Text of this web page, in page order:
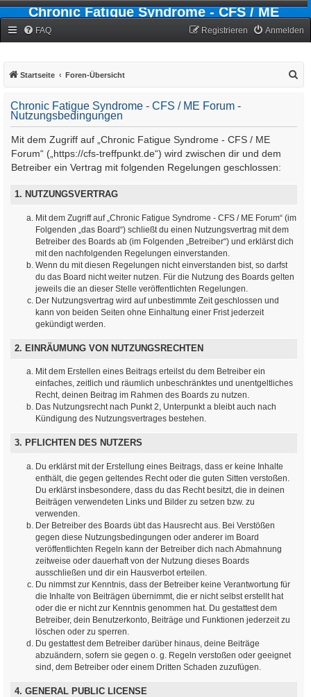
Chronic Fatigue Syndrome - CFS / ME
FAQ Anmelden
Registrieren
Startseite Foren-Übersicht
Chronic Fatigue Syndrome - CFS / ME Forum -
Nutzungsbedingungen
Mit dem Zugriff auf „Chronic Fatigue Syndrome - CFS / ME
Forum“ („https://cfs-treffpunkt.de“) wird zwischen dir und dem
Betreiber ein Vertrag mit folgenden Regelungen geschlossen:
1. NUTZUNGSVERTRAG
Mit dem Zugriff auf „Chronic Fatigue Syndrome - CFS / ME Forum“ (im
Folgenden „das Board“) schließt du einen Nutzungsvertrag mit dem
Betreiber des Boards ab (im Folgenden „Betreiber“) und erklärst dich
mit den nachfolgenden Regelungen einverstanden.
Wenn du mit diesen Regelungen nicht einverstanden bist, so darfst
du das Board nicht weiter nutzen. Für die Nutzung des Boards gelten
jeweils die an dieser Stelle veröffentlichten Regelungen.
Der Nutzungsvertrag wird auf unbestimmte Zeit geschlossen und
kann von beiden Seiten ohne Einhaltung einer Frist jederzeit
gekündigt werden.
2. EINRÄUMUNG VON NUTZUNGSRECHTEN
Mit dem Erstellen eines Beitrags erteilst du dem Betreiber ein
einfaches, zeitlich und räumlich unbeschränktes und unentgeltliches
Recht, deinen Beitrag im Rahmen des Boards zu nutzen.
Das Nutzungsrecht nach Punkt 2, Unterpunkt a bleibt auch nach
Kündigung des Nutzungsvertrages bestehen.
3. PFLICHTEN DES NUTZERS
Du erklärst mit der Erstellung eines Beitrags, dass er keine Inhalte
enthält, die gegen geltendes Recht oder die guten Sitten verstoßen.
Du erklärst insbesondere, dass du das Recht besitzt, die in deinen
Beiträgen verwendeten Links und Bilder zu setzen bzw. zu
verwenden.
Der Betreiber des Boards übt das Hausrecht aus. Bei Verstößen
gegen diese Nutzungsbedingungen oder anderer im Board
veröffentlichten Regeln kann der Betreiber dich nach Abmahnung
zeitweise oder dauerhaft von der Nutzung dieses Boards
ausschließen und dir ein Hausverbot erteilen.
Du nimmst zur Kenntnis, dass der Betreiber keine Verantwortung für
die Inhalte von Beiträgen übernimmt, die er nicht selbst erstellt hat
oder die er nicht zur Kenntnis genommen hat. Du gestattest dem
Betreiber, dein Benutzerkonto, Beiträge und Funktionen jederzeit zu
löschen oder zu sperren.
Du gestattest dem Betreiber darüber hinaus, deine Beiträge
abzuändern, sofern sie gegen o. g. Regeln verstoßen oder geeignet
sind, dem Betreiber oder einem Dritten Schaden zuzufügen.
4. GENERAL PUBLIC LICENSE